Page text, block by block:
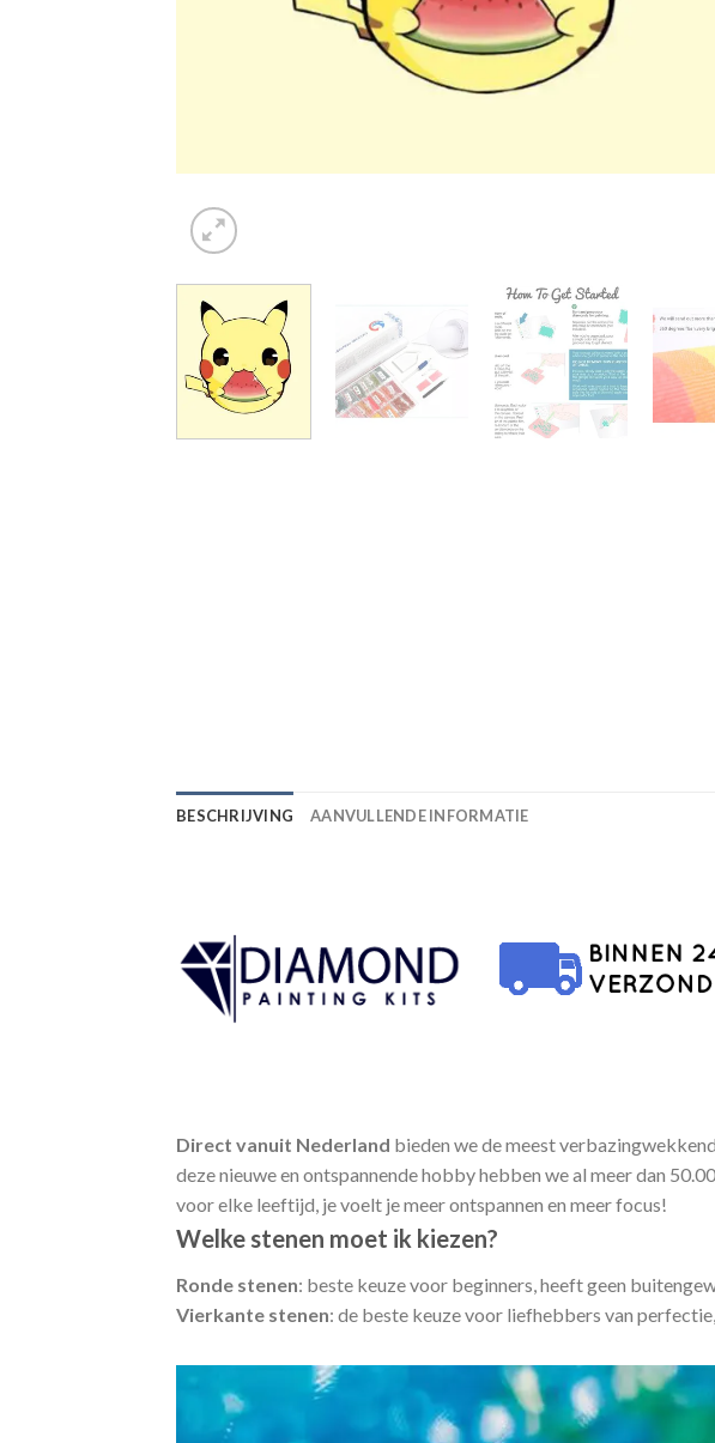
BESCHRIJVING AANVULLENDE INFORMATIE
Direct vanuit Nederland bieden we de meest
deze nieuwe en ontspannende hobby hebben we al meer dan
voor elke leeftijd, je voelt je meer ontspannen en meer focus!
Welke stenen moet ik kiezen?
Ronde stenen: beste keuze voor beginners, heeft geen
Vierkante stenen: de beste keuze voor liefhebbers van